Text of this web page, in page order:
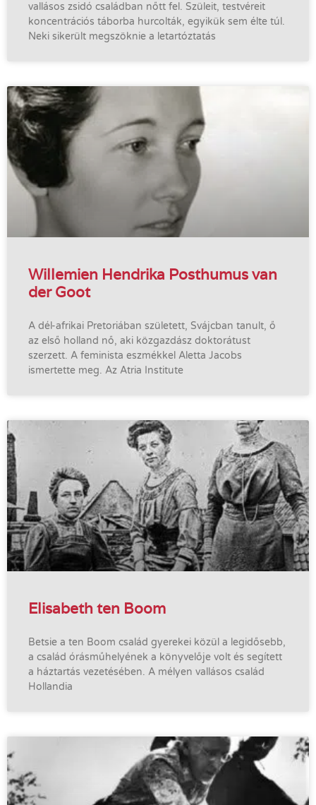
vallásos zsidó családban nőtt fel. Szüleit, testvéreit
koncentrációs táborba hurcolták, egyikük sem élte túl.
Neki sikerült megszöknie a letartóztatás
Willemien Hendrika Posthumus van
der Goot
A dél-afrikai Pretoriában született, Svájcban tanult, ő
az első holland nő, aki közgazdász doktorátust
szerzett. A feminista eszmékkel Aletta Jacobs
ismertette meg. Az Atria Institute
Elisabeth ten Boom
Betsie a ten Boom család gyerekei közül a legidősebb,
a család órásműhelyének a könyvelője volt és segített
a háztartás vezetésében. A mélyen vallásos család
Hollandia